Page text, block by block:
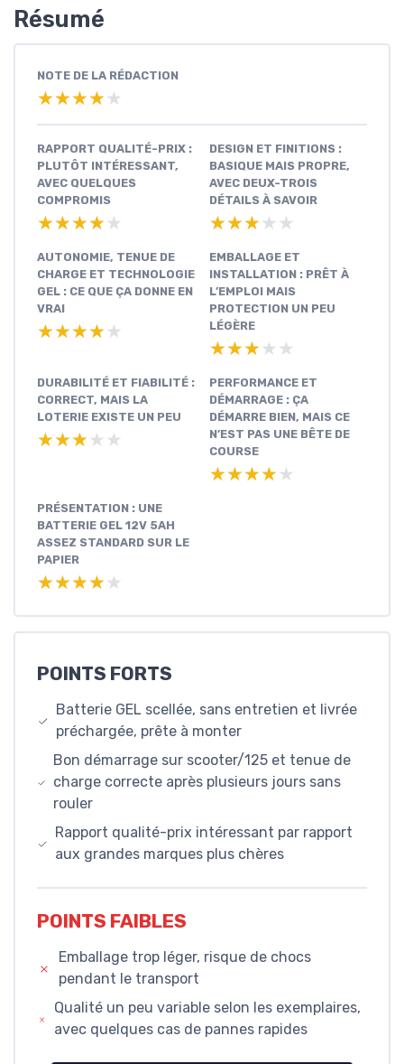
Résumé
NOTE DE LA RÉDACTION
★★★★★
★★★★★
RAPPORT QUALITÉ-PRIX :
PLUTÔT INTÉRESSANT,
AVEC QUELQUES
COMPROMIS
★★★★★
★★★★★
DESIGN ET FINITIONS :
BASIQUE MAIS PROPRE,
AVEC DEUX-TROIS
DÉTAILS À SAVOIR
★★★★★
★★★★★
AUTONOMIE, TENUE DE
CHARGE ET TECHNOLOGIE
GEL : CE QUE ÇA DONNE EN
VRAI
★★★★★
★★★★★
EMBALLAGE ET
INSTALLATION : PRÊT À
L’EMPLOI MAIS
PROTECTION UN PEU
LÉGÈRE
★★★★★
★★★★★
DURABILITÉ ET FIABILITÉ :
CORRECT, MAIS LA
LOTERIE EXISTE UN PEU
★★★★★
★★★★★
PERFORMANCE ET
DÉMARRAGE : ÇA
DÉMARRE BIEN, MAIS CE
N’EST PAS UNE BÊTE DE
COURSE
★★★★★
★★★★★
PRÉSENTATION : UNE
BATTERIE GEL 12V 5AH
ASSEZ STANDARD SUR LE
PAPIER
★★★★★
★★★★★
POINTS FORTS
Batterie GEL scellée, sans entretien et livrée
préchargée, prête à monter
Bon démarrage sur scooter/125 et tenue de
charge correcte après plusieurs jours sans
rouler
Rapport qualité-prix intéressant par rapport
aux grandes marques plus chères
POINTS FAIBLES
Emballage trop léger, risque de chocs
pendant le transport
Qualité un peu variable selon les exemplaires,
avec quelques cas de pannes rapides